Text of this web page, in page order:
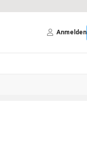
Anmelden